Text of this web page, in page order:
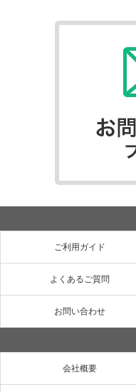
ご利用ガイド
よくあるご質問
お問い合わせ
会社概要